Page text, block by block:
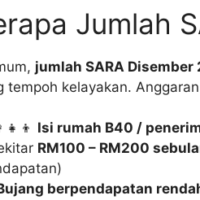
Jumlah
jumlah SARA
tempoh kelayakan.
Isi rumah B40 /
RM100 – RM200
berpendapatan